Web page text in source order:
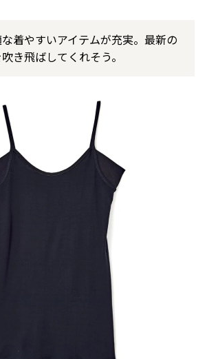
着やすいアイテムが充実。最新の
き飛ばしてくれそう。